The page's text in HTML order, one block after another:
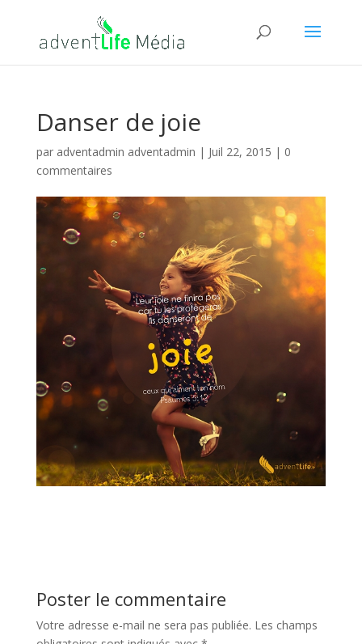
Danser de joie
par adventadmin adventadmin | Juil 22, 2015 | 0
commentaires
Poster le commentaire
Votre adresse e-mail ne sera pas publiée. Les champs